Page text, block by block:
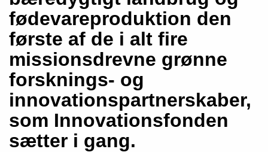
fødevareproduktion den
første af de i alt fire
missionsdrevne grønne
forsknings- og
innovationspartnerskaber,
som Innovationsfonden
sætter i gang.